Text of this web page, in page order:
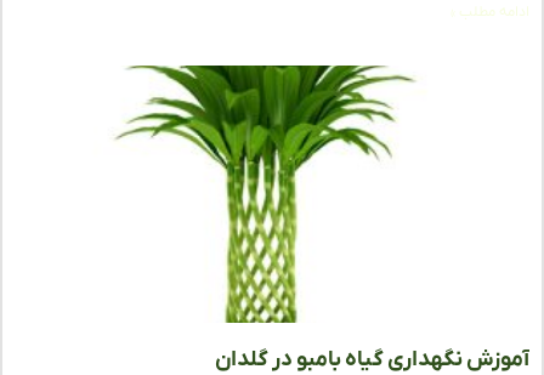
مطلب »
نگهداری گیاه بامبو در گلدان